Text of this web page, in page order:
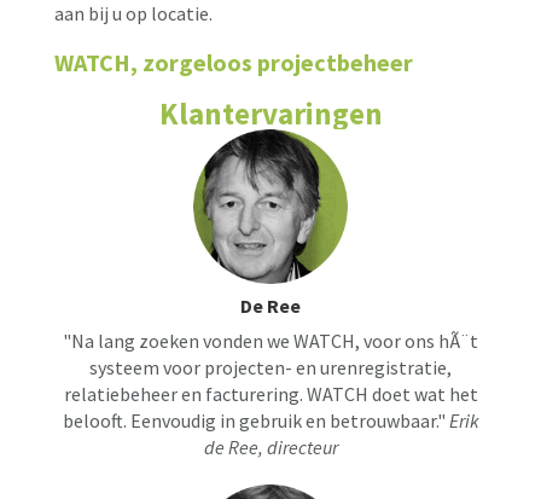
aan bij u op locatie.
WATCH, zorgeloos projectbeheer
Klantervaringen
De Ree
"Na lang zoeken vonden we WATCH, voor ons hÃ¨t
systeem voor projecten- en urenregistratie,
relatiebeheer en facturering. WATCH doet wat het
belooft. Eenvoudig in gebruik en betrouwbaar." Erik
de Ree, directeur